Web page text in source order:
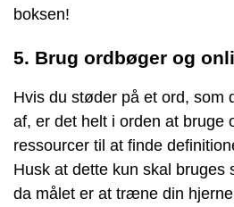
boksen!
5. Brug ordbøger og
Hvis du støder på et ord, som
af, er det helt i orden at bruge
ressourcer til at finde
Husk at dette kun skal bruges
da målet er at træne din